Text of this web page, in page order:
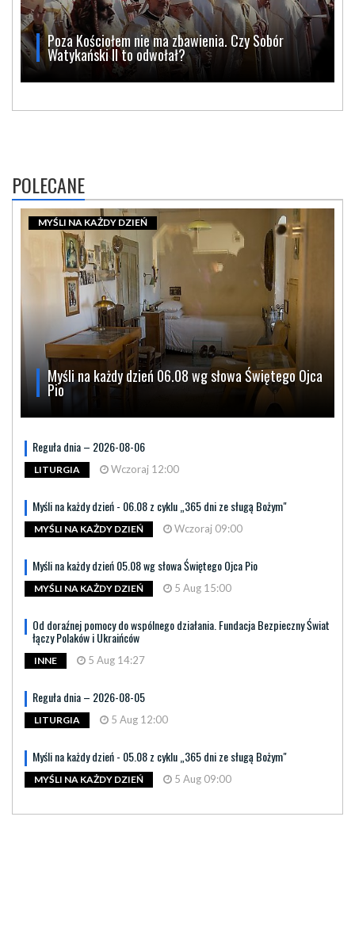
Poza Kościołem nie ma zbawienia. Czy Sobór
Watykański II to odwołał?
POLECANE
Myśli na każdy dzień 06.08 wg słowa Świętego Ojca
Pio
MYŚLI NA KAŻDY DZIEŃ
Reguła dnia – 2026-08-06
LITURGIA Wczoraj 12:00
Myśli na każdy dzień - 06.08 z cyklu „365 dni ze sługą Bożym"
MYŚLI NA KAŻDY DZIEŃ Wczoraj 09:00
Myśli na każdy dzień 05.08 wg słowa Świętego Ojca Pio
MYŚLI NA KAŻDY DZIEŃ 5 Aug 15:00
Od doraźnej pomocy do wspólnego działania. Fundacja Bezpieczny Świat
łączy Polaków i Ukraińców
INNE 5 Aug 14:27
Reguła dnia – 2026-08-05
LITURGIA 5 Aug 12:00
Myśli na każdy dzień - 05.08 z cyklu „365 dni ze sługą Bożym"
MYŚLI NA KAŻDY DZIEŃ 5 Aug 09:00